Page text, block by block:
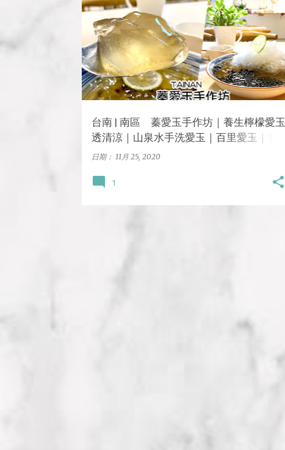
發
表
文
章
台南 | 南區 蓁愛玉手作坊｜養生檸檬愛玉
透清涼｜山泉水手洗愛玉｜百里愛玉｜雪
花冰
日期： 11月 25, 2020
台南 冰品 南區
1